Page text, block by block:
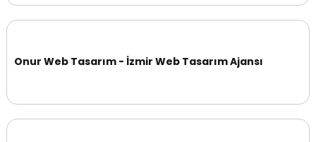
Onur Web Tasarım - İzmir Web Tasarım Ajansı